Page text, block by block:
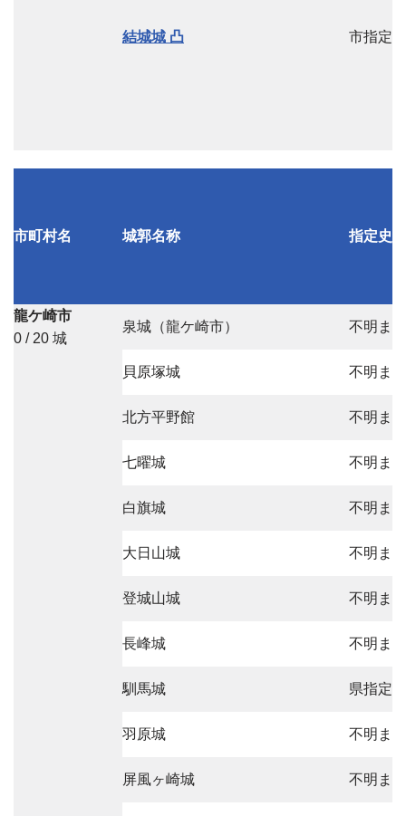
結城城 凸 市指定
市町村名 城郭名称 指定史跡
龍ケ崎市
0 / 20 城
泉城（龍ケ崎市） 不明ま
貝原塚城 不明ま
北方平野館 不明ま
七曜城 不明ま
白旗城 不明ま
大日山城 不明ま
登城山城 不明ま
長峰城 不明ま
馴馬城 県指定
羽原城 不明ま
屏風ヶ崎城 不明ま